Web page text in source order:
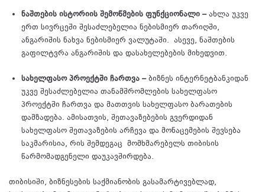
ნაშთების ისტორიის შემოწმების ფუნქციონალი –ახლა უკვე
ერთ სივრცეში შესაძლებელია ნებისმიერ თარიღში,
ანგარიშის ნახვა ნებისმიერ ვალუტაში. ასევე, ნაშთების
გაფილტვრა ანგარიშის და დასახელებების მიხედვით.
სახელფასო პროექტში ჩართვა –ბიზნეს ინტერნეტბანკიდან
უკვე შესაძლებელია თანამშრომლების სახელფასო
პროექტში ჩართვა და მათთვის სახელფასო ბარათების
დამზადება. ამისათვის, შეთავაზებების გვერდიდან
სახელფასო შეთავაზების არჩევა და მონაცემების შევსება
საკმარისია, რის შემდეგაც მომხმარებელს თიბისის
წარმომადგენელი დაუკავშირდება.
თიბისიში, ბიზნესების საქმიანობის გასამარტივებლად,